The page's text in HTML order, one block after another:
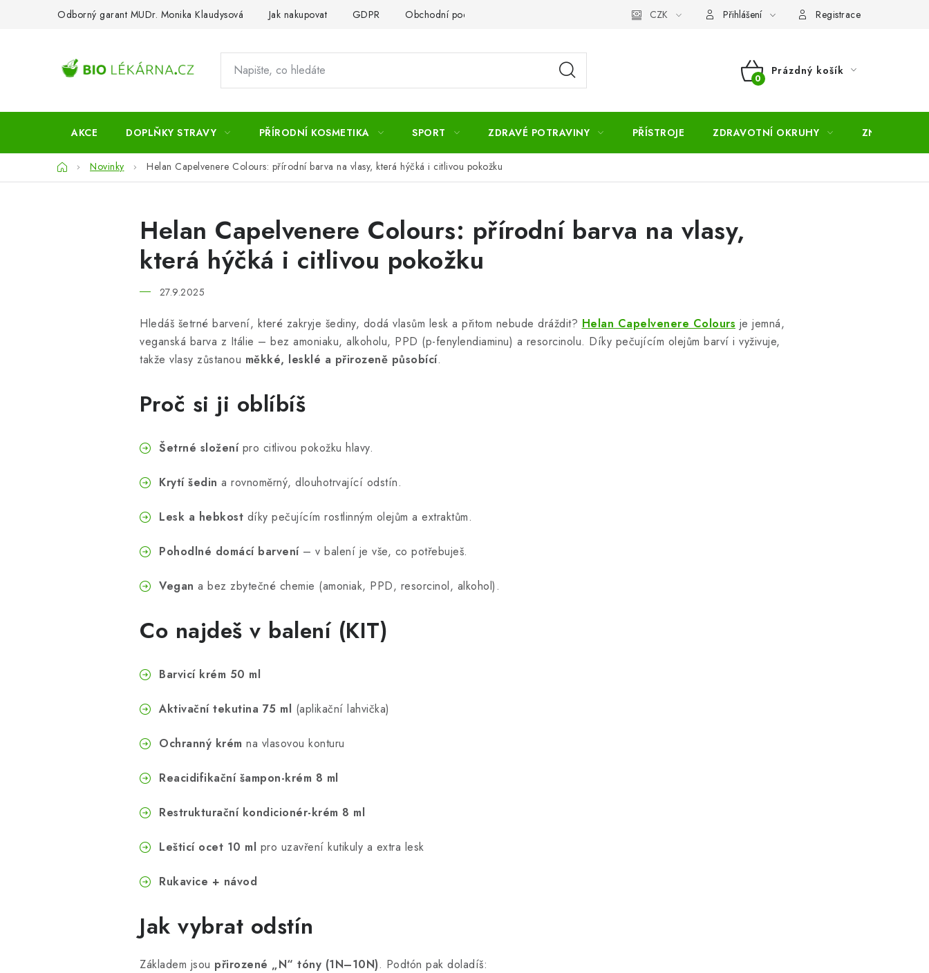
Odborný garant MUDr. Monika Klaudysová Jak nakupovat GDPR Obchodní podmínky Slovník pojmů Moje objednávka Mapa serveru
CZK Přihlášení Registrace
NÁKUPNÍ
Prázdný košík
AKCE DOPLŇKY STRAVY PŘÍRODNÍ KOSMETIKA SPORT ZDRAVÉ POTRAVINY PŘÍSTROJE ZDRAVOTNÍ OKRUHY ZNAČKY
DomůNovinky Helan Capelvenere Colours: přírodní barva na vlasy, která hýčká i citlivou pokožku
Helan Capelvenere Colours: přírodní barva na vlasy,
která hýčká i citlivou pokožku
27.9.2025
Hledáš šetrné barvení, které zakryje šediny, dodá vlasům lesk a přitom nebude dráždit? Helan Capelvenere Colours je jemná,
veganská barva z Itálie – bez amoniaku, alkoholu, PPD (p-fenylendiaminu) a resorcinolu. Díky pečujícím olejům barví i vyživuje,
takže vlasy zůstanou měkké, lesklé a přirozeně působící.
Proč si ji oblíbíš
Šetrné složenípro citlivou pokožku hlavy.
Krytí šedin a rovnoměrný, dlouhotrvající odstín.
Lesk a hebkost díky pečujícím rostlinným olejům a extraktům.
Pohodlné domácí barvení– v balení je vše, co potřebuješ.
Vegan a bez zbytečné chemie (amoniak, PPD, resorcinol, alkohol).
Co najdeš v balení (KIT)
Barvicí krém 50 ml
Aktivační tekutina 75 ml (aplikační lahvička)
Ochranný krém na vlasovou konturu
Reacidifikační šampon-krém 8 ml
Restrukturační kondicionér-krém 8 ml
Lešticí ocet 10 ml pro uzavření kutikuly a extra lesk
Rukavice + návod
Jak vybrat odstín
Základem jsou přirozené „N“ tóny (1N–10N). Podtón pak doladíš: